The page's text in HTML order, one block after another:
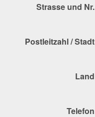
Strasse und Nr.
Postleitzahl / Stadt
Land
Telefon